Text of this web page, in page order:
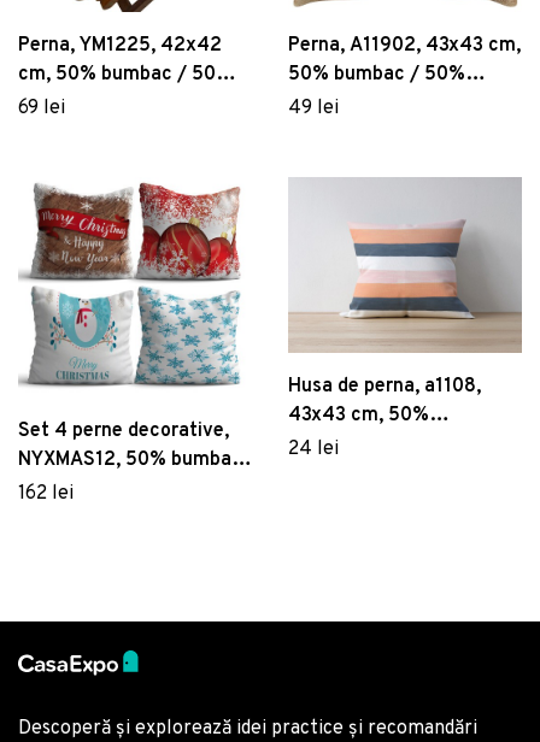
Perna, YM1225, 42x42
cm, 50% bumbac / 50%
poliester, Multicolor
69 lei
Perna, A11902, 43x43 cm,
50% bumbac / 50%
poliester, Multicolor
49 lei
Set 4 perne decorative,
NYXMAS12, 50% bumbac
/ 50% poliester,
162 lei
Husa de perna, a1108,
43x43 cm, 50%
bumbac/50% poliester,
24 lei
Descoperă și explorează idei practice și recomandări